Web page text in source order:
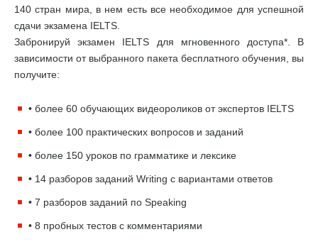
140 стран мира, в нем есть все необходимое для успешной
сдачи экзамена IELTS.
Забронируй экзамен IELTS для мгновенного доступа*. В
зависимости от выбранного пакета бесплатного обучения, вы
получите:
• более 60 обучающих видеороликов от экспертов IELTS
• более 100 практических вопросов и заданий
• более 150 уроков по грамматике и лексике
• 14 разборов заданий Writing с вариантами ответов
• 7 разборов заданий по Speaking
• 8 пробных тестов с комментариями